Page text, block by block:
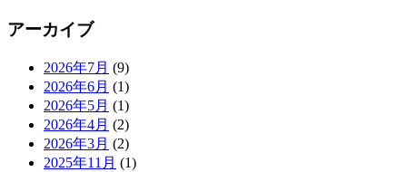
アーカイブ
2026年7月 (9)
2026年6月 (1)
2026年5月 (1)
2026年4月 (2)
2026年3月 (2)
2025年11月 (1)